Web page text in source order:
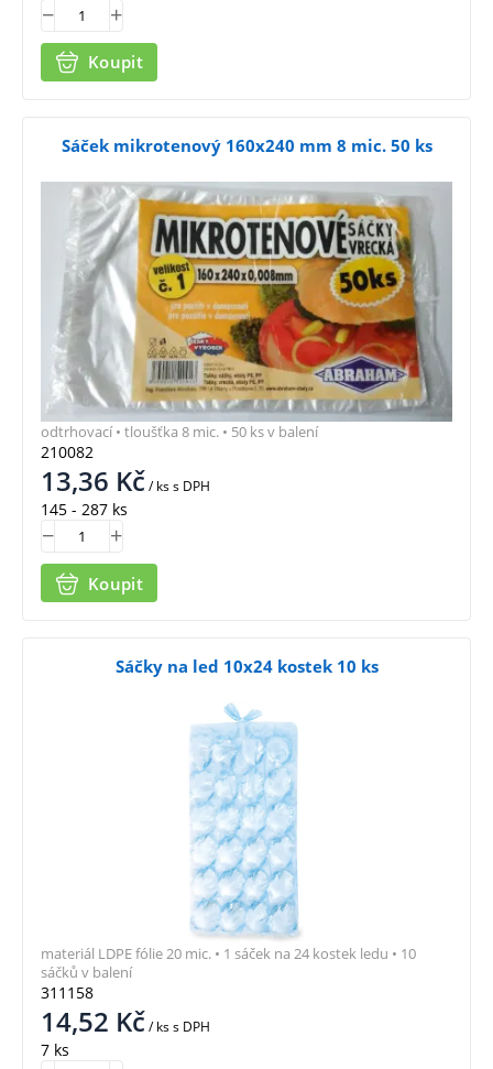
Koupit
Sáček mikrotenový 160x240 mm 8 mic. 50 ks
210082
13,36 Kč/ kss DPH
145 - 287 ks
Koupit
odtrhovací • tloušťka 8 mic. • 50 ks v balení
Sáčky na led 10x24 kostek 10 ks
311158
14,52 Kč/ kss DPH
7 ks
materiál LDPE fólie 20 mic. • 1 sáček na 24 kostek ledu • 10
sáčků v balení